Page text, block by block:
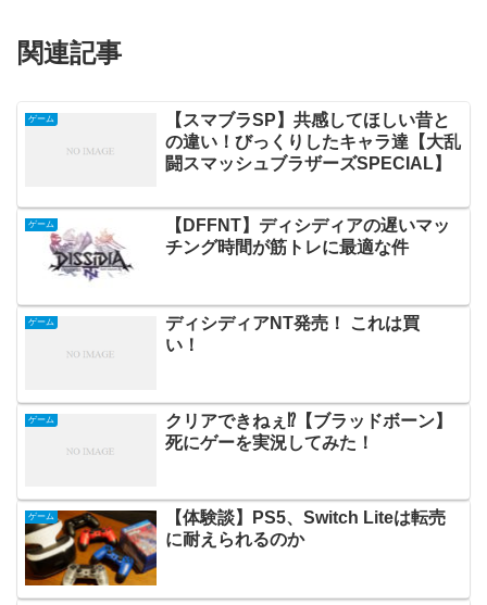
関連記事
ゲーム
【スマブラSP】共感してほしい昔と
の違い！びっくりしたキャラ達【大乱
闘スマッシュブラザーズSPECIAL】
ゲーム
【DFFNT】ディシディアの遅いマッ
チング時間が筋トレに最適な件
ゲーム
ディシディアNT発売！ これは買
い！
ゲーム
クリアできねぇ⁉【ブラッドボーン】
死にゲーを実況してみた！
ゲーム
【体験談】PS5、Switch Liteは転売
に耐えられるのか